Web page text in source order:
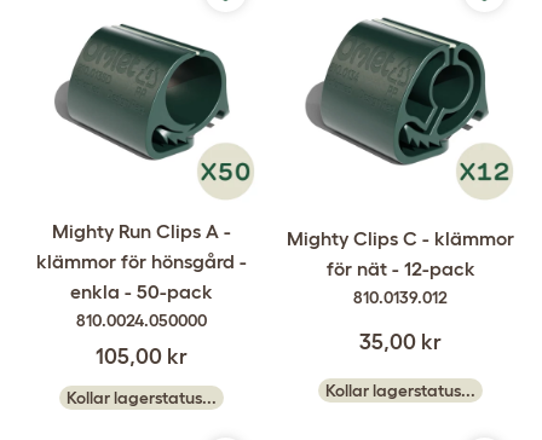
Mighty Run Clips A -
klämmor för hönsgård -
enkla - 50-pack
810.0024.050000
105,00 kr
Kollar lagerstatus...
Mighty Clips C - klämmor
för nät - 12-pack
810.0139.012
35,00 kr
Kollar lagerstatus...